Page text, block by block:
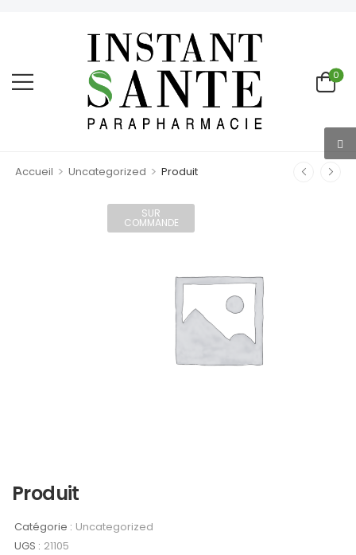
0
Accueil > Uncategorized > Produit
SUR
COMMANDE
Produit
Catégorie : Uncategorized
UGS : 21105